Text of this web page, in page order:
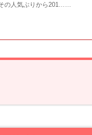
の人気ぶりから201……
9話のあらすじと振り返り